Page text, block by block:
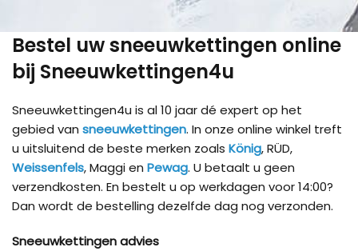
Bestel uw sneeuwkettingen online
bij Sneeuwkettingen4u
Sneeuwkettingen4u is al 10 jaar dé expert op het
gebied van sneeuwkettingen. In onze online winkel treft
u uitsluitend de beste merken zoals König, RÜD,
Weissenfels, Maggi en Pewag. U betaalt u geen
verzendkosten. En bestelt u op werkdagen voor 14:00?
Dan wordt de bestelling dezelfde dag nog verzonden.
Sneeuwkettingen advies